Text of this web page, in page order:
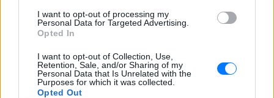
I want to opt-out of processing my
Personal Data for Targeted Advertising.
Opted In
I want to opt-out of Collection, Use,
Retention, Sale, and/or Sharing of my
Personal Data that Is Unrelated with the
Purposes for which it was collected.
Opted Out
ροζ πάρτι της Κάιλι Τζένερ
ορίων στη γενέθλια γιορτή της親ής της
φίλης στο Μπέβερλι Χιλς, σε ένα πάρτι
που δεν πέρασε απαρατήρητο.